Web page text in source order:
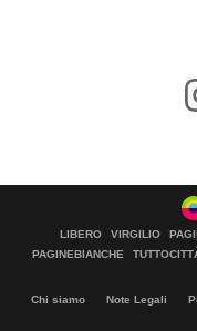
LIBERO VIRGILIO
PAGINEBIANCHE
Chi siamo Note Legali